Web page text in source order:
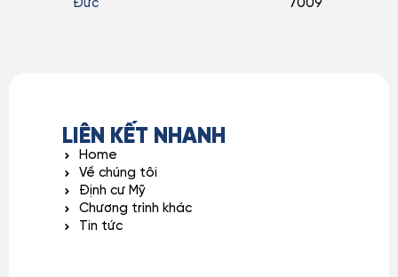
Đức
7009
LIÊN KẾT NHANH
Home
Về chúng tôi
Định cư Mỹ
Chương trình khác
Tin tức